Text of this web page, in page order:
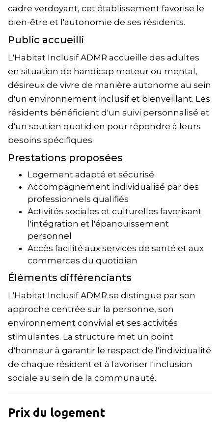
cadre verdoyant, cet établissement favorise le
bien-être et l'autonomie de ses résidents.
Public accueilli
L'Habitat Inclusif ADMR accueille des adultes
en situation de handicap moteur ou mental,
désireux de vivre de manière autonome au sein
d'un environnement inclusif et bienveillant. Les
résidents bénéficient d'un suivi personnalisé et
d'un soutien quotidien pour répondre à leurs
besoins spécifiques.
Prestations proposées
Logement adapté et sécurisé
Accompagnement individualisé par des
professionnels qualifiés
Activités sociales et culturelles favorisant
l'intégration et l'épanouissement
personnel
Accès facilité aux services de santé et aux
commerces du quotidien
Éléments différenciants
L'Habitat Inclusif ADMR se distingue par son
approche centrée sur la personne, son
environnement convivial et ses activités
stimulantes. La structure met un point
d'honneur à garantir le respect de l'individualité
de chaque résident et à favoriser l'inclusion
sociale au sein de la communauté.
Prix du logement